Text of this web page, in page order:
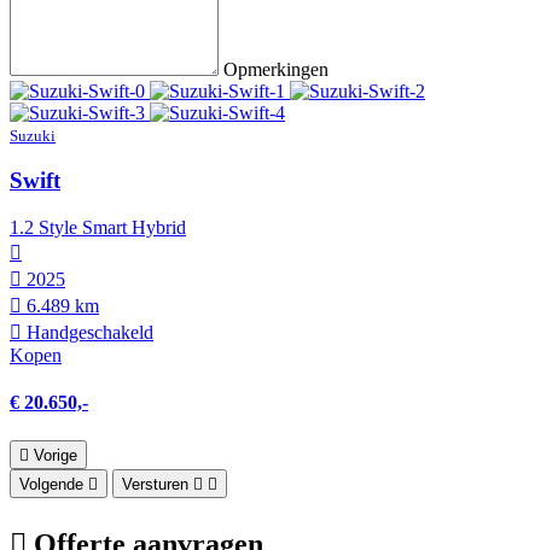
Opmerkingen
Suzuki
Swift
1.2 Style Smart Hybrid
2025
6.489 km
Hand­geschakeld
Kopen
€ 20.650,-
Vorige
Volgende
Versturen
Offerte aanvragen